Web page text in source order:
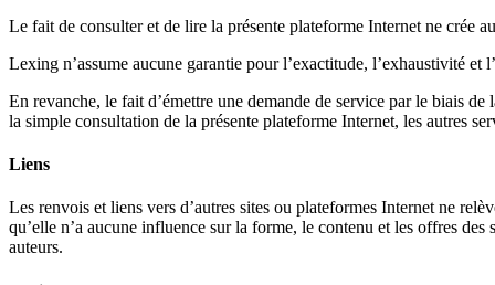
Le fait de consulter et de lire la présente plateforme Internet ne crée
Lexing n’assume aucune garantie pour l’exactitude, l’exhaustivité
En revanche, le fait d’émettre une demande de service par le biais
la simple consultation de la présente plateforme Internet, les autres
Liens
Les renvois et liens vers d’autres sites ou plateformes Internet ne
qu’elle n’a aucune influence sur la forme, le contenu et les offres
auteurs.